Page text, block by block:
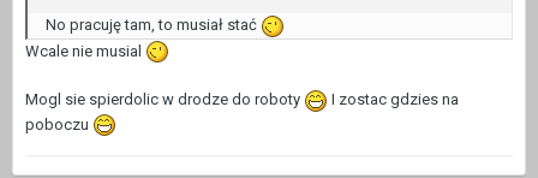
No pracuję tam, to musiał stać
Wcale nie musial
Mogl sie spierdolic w drodze do roboty
I zostac gdzies na
poboczu